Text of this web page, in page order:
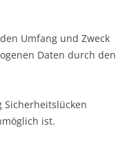
Umfang und Zweck
Daten durch den
ist.